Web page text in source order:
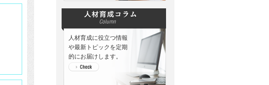
人材育成に役立つ情報
や最新トピックを定期
的にお届けします。